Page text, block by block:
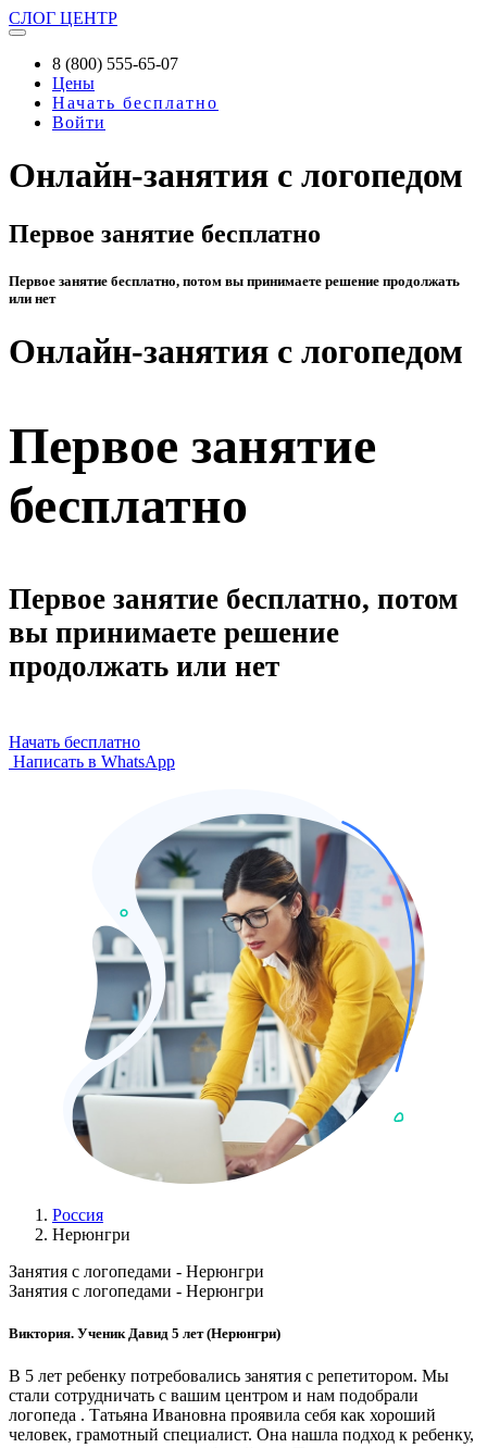
СЛОГ ЦЕНТР
8 (800) 555-65-07
Цены
Начать бесплатно
Войти
Онлайн-занятия с логопедом
Первое занятие бесплатно
Первое занятие бесплатно, потом вы принимаете решение продолжать
или нет
Онлайн-занятия с логопедом
Первое занятие
бесплатно
Первое занятие бесплатно, потом
вы принимаете решение
продолжать или нет
Начать бесплатно
Написать в WhatsApp
Россия
Нерюнгри
Занятия с логопедами - Нерюнгри
Занятия с логопедами - Нерюнгри
Виктория. Ученик Давид 5 лет (Нерюнгри)
В 5 лет ребенку потребовались занятия с репетитором. Мы
стали сотрудничать с вашим центром и нам подобрали
логопеда . Татьяна Ивановна проявила себя как хороший
человек, грамотный специалист. Она нашла подход к ребенку,